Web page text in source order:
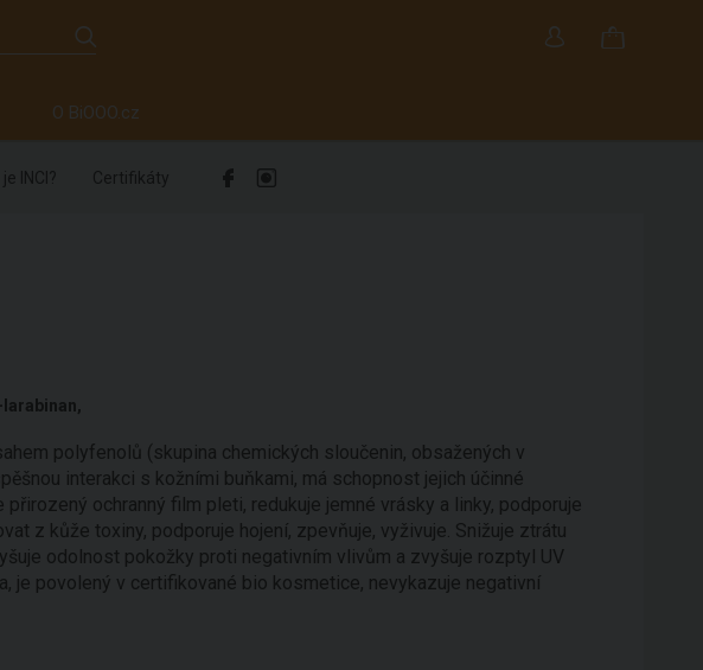
O BiOOO.cz
je INCI? Certifikáty
polyfenolů (skupina chemických sloučenin, obsažených v
interakci s kožními buňkami, má schopnost jejich účinné
ochranný film pleti, redukuje jemné vrásky a linky, podporuje
z kůže toxiny, podporuje hojení, zpevňuje, vyživuje. Snižuje ztrátu
odolnost pokožky proti negativním vlivům a zvyšuje rozptyl UV
je povolený v certifikované bio kosmetice, nevykazuje negativní